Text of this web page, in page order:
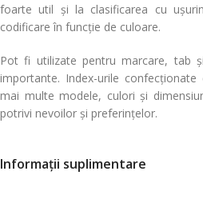
foarte util și la clasificarea cu
codificare în funcție de culoare.
Pot fi utilizate pentru marcare, tab
importante. Index-urile
mai multe modele, culori și
potrivi nevoilor și preferințelor.
Informații suplimentare